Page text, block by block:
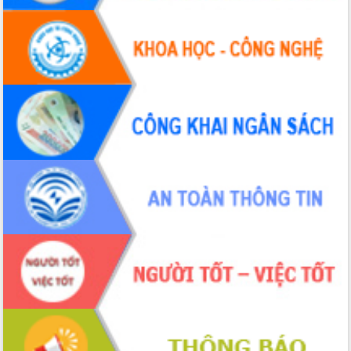
Đắk Lắk: Tôn vinh 46 giải pháp tại Hội
thi Sáng tạo Kỹ thuật 2024 - 2025
Đắk Lắk rà soát, điều chỉnh Đề án 190
về phát triển nuôi trồng thủy sản
Phó Chủ tịch UBND tỉnh Đắk Lắk
Trương Công Thái kiểm tra thực địa
Dự án cao tốc Khánh Hòa - Buôn Ma
Thuột
Định vị cà phê Việt Nam như một “di
sản sống” trong dòng chảy toàn cầu
Xây dựng nông thôn mới: Nâng cao đời
sống người dân từ những mô hình thiết
thực
Quyết liệt tháo gỡ vướng mắc, đẩy
nhanh tiến độ các dự án trọng điểm
trong Khu kinh tế Nam Phú Yên
Hòn Yến phát triển du lịch gắn với bảo
tồn biển
Lấy ý kiến điều chỉnh Quy hoạch tỉnh
Đắk Lắk thời kỳ 2021-2030, tầm nhìn